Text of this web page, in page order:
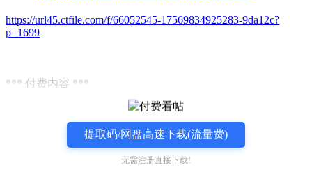
https://url45.ctfile.com/f/66052545-17569834925283-9da12c?
p=1699
*** 付费内容 ***
提取码/网盘高速下载(流量费)
无需注册直接下载!